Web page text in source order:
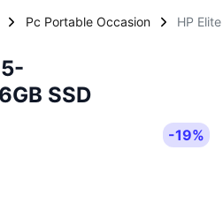
Pc Portable Occasion HP
SSD
-19%